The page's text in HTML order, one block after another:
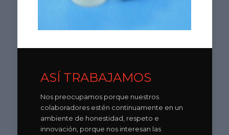
ASÍ TRABAJAMOS
Nos preocupamos porque nuestros
colaboradores estén continuamente en un
ambiente de honestidad, respeto e
innovación, porque nos interesan las